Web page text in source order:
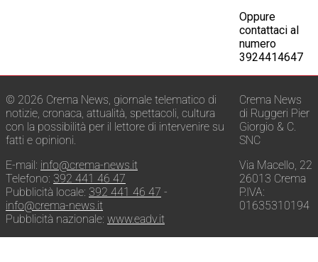
Oppure
contattaci al
numero
3924414647
© 2026 Crema News, giornale telematico di
notizie, cronaca, attualità, spettacoli, cultura
con la possibilità per il lettore di intervenire su
fatti e opinioni.
E-mail: info@crema-news.it
Telefono: 392 441 46 47
Pubblicità locale: 392 441 46 47 -
info@crema-news.it
Pubblicità nazionale: www.eadv.it
Crema News
di Ruggeri Pier
Giorgio & C.
SNC
Via Macello, 22
26013 Crema
P.IVA:
01635310194